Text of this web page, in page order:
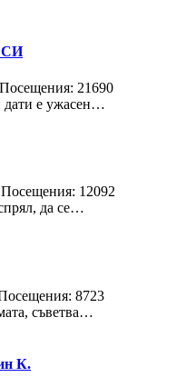
Посещения: 21690
дати е ужасен…
Посещения: 12092
да се…
8723
съветва…
К.